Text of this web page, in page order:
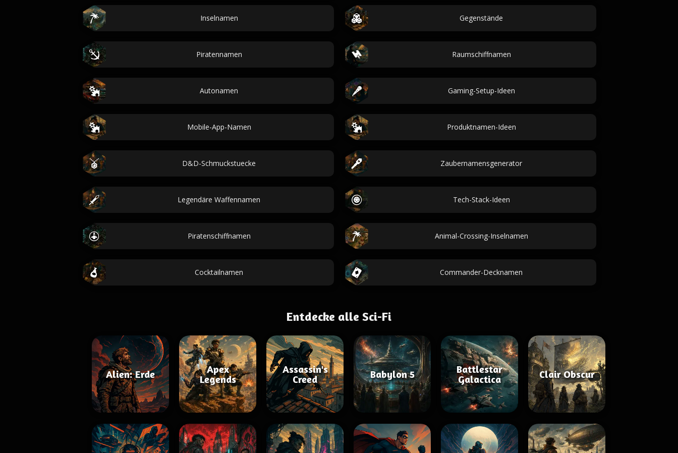
Inselnamen Gegenstände
Piratennamen Raumschiffnamen
Autonamen Gaming-Setup-Ideen
Mobile-App-Namen Produktnamen-Ideen
D&D-Schmuckstuecke Zaubernamensgenerator
Legendäre Waffennamen Tech-Stack-Ideen
Piratenschiffnamen Animal-Crossing-Inselnamen
Cocktailnamen Commander-Decknamen
Entdecke alle Sci-Fi
Alien: Erde
Apex
Legends
Assassin's
Creed
Babylon 5
Battlestar
Galactica
Clair Obscur